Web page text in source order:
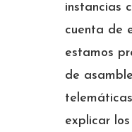
instancias
cuenta de
estamos
de
explicar